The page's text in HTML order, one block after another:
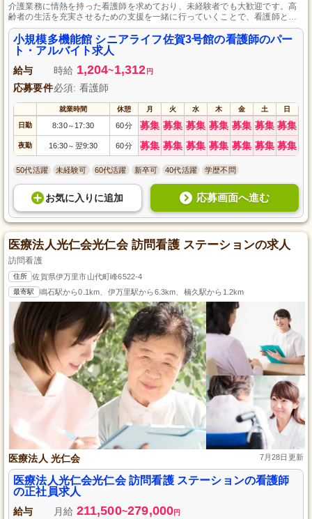
介護業務に情熱を持った看護師を求めており、未経験者でも大歓迎です。高
齢者の生活を充実させるための支援を一緒に行っていくことで、看護師とし
ての専門性を活かしながら地域社会への貢献も実感できます。育成制度も充
実しており、パート・アルバイトの方にもしっかりとしたサポートを提供し
ています。
小規模多機能館 シニアライフ佐賀3号館の看護師のパー
ト・アルバイト求人
給与 時給 1,204~1,312 円
応募要件必須: 看護師
就業時間 休憩 月 火 水 木 金 土 日
日勤 8:30～ 17:30 60分 募集 募集 募集 募集 募集 募集 募集
夜勤 16:30～ 翌9:30 60分 募集 募集 募集 募集 募集 募集 募集
50代活躍 未経験可 60代活躍 新卒可 40代活躍 学歴不問
お気に入り に追加 応募画面へ進む
医療法人光仁会光仁会 訪問看護 ステーションの求人
訪問看護
住所 佐賀県伊万里市山代町峰6522-4
最寄駅 鳴石駅から0.1km、伊万里駅から6.3km、楠久駅から1.2km
医療法人 光仁会 7月28日更新
医療法人光仁会光仁会 訪問看護 ステーションの看護師
の正社員求人
給与 月給 211,500~279,000円